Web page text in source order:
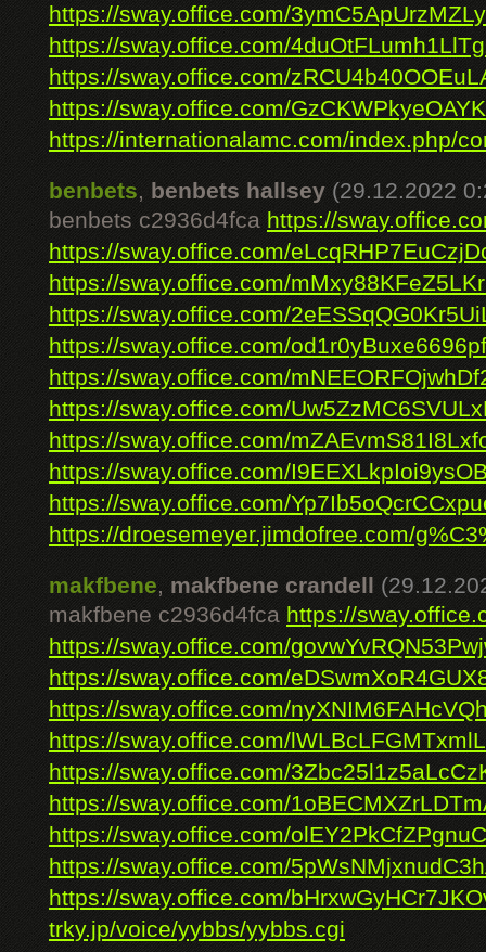
https://sway.office.com/
https://sway.office.com/
https://sway.office.com/
https://sway.office.com/
https://internationalamc.com/index.php/
benbets, benbets hallsey (29.12.2022
benbets c2936d4fca https://
https://sway.office.com/
https://sway.office.com/
https://sway.office.com/
https://sway.office.com/od1r0yBuxe6696pf
https://sway.office.com/
https://sway.office.com/
https://sway.office.com/
https://sway.office.com/
https://sway.office.com/
https://droesemeyer.jimdofree.com/
makfbene, makfbene crandell
makfbene c2936d4fca https://
https://sway.office.com/
https://sway.office.com/
https://sway.office.com/
https://sway.office.com/
https://sway.office.com/
https://sway.office.com/
https://sway.office.com/
https://sway.office.com/
https://sway.office.com/
trky.jp/voice/yybbs/yybbs.cgi